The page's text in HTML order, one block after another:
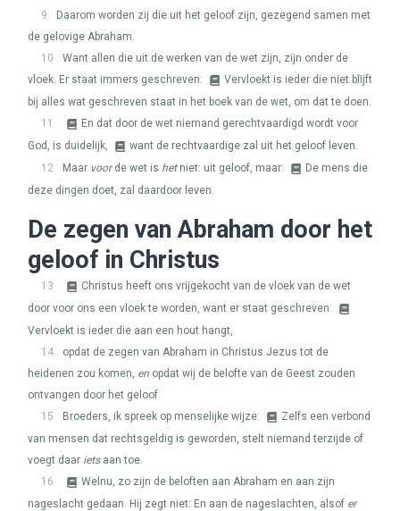
9
Daarom worden zij die uit het geloof zijn, gezegend samen met
de gelovige Abraham.
10
Want allen die uit de werken van de wet zijn, zijn onder de
vloek. Er staat immers geschreven:
Vervloekt is ieder die niet blijft
bij alles wat geschreven staat in het boek van de wet, om dat te doen.
11
En dat door de wet niemand gerechtvaardigd wordt voor
God, is duidelijk,
want de rechtvaardige zal uit het geloof leven.
12
Maar voorde wet is hetniet: uit geloof, maar:
De mens die
deze dingen doet, zal daardoor leven.
De zegen van Abraham door het
geloof in Christus
13
Christus heeft ons vrijgekocht van de vloek van de wet
door voor ons een vloek te worden, want er staat geschreven:
Vervloekt is ieder die aan een hout hangt,
14
opdat de zegen van Abraham in Christus Jezus tot de
heidenen zou komen, en opdat wij de belofte van de Geest zouden
ontvangen door het geloof.
15
Broeders, ik spreek op menselijke wijze:
Zelfs een verbond
van mensen dat rechtsgeldig is geworden, stelt niemand terzijde of
voegt daar ietsaan toe.
16
Welnu, zo zijn de beloften aan Abraham en aan zijn
nageslacht gedaan. Hij zegt niet: En aan de nageslachten, alsof er